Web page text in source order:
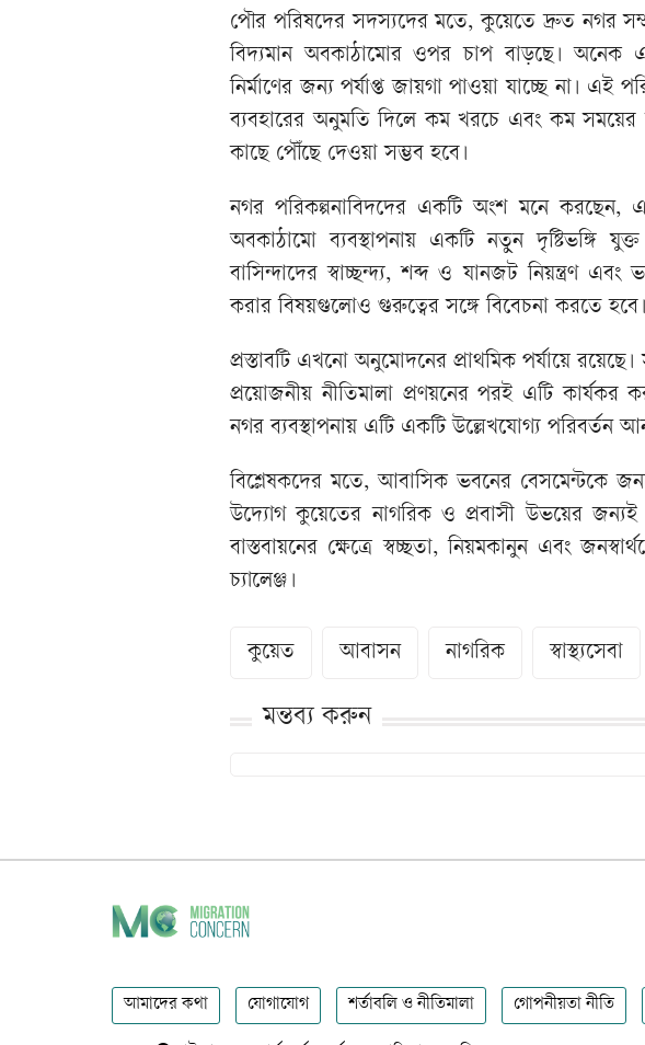
পৌর পরিষদের সদস্যদের মতে, কুয়েতে দ্রুত নগর
বিদ্যমান অবকাঠামোর ওপর চাপ বাড়ছে। অনেক
নির্মাণের জন্য পর্যাপ্ত জায়গা পাওয়া যাচ্ছে না। এই
ব্যবহারের অনুমতি দিলে কম খরচে এবং কম সময়ের
কাছে পৌঁছে দেওয়া সম্ভব হবে।
নগর পরিকল্পনাবিদদের একটি অংশ মনে করছেন,
অবকাঠামো ব্যবস্থাপনায় একটি নতুন দৃষ্টিভঙ্গি
বাসিন্দাদের স্বাচ্ছন্দ্য, শব্দ ও যানজট নিয়ন্ত্রণ এবং
করার বিষয়গুলোও গুরুত্বের সঙ্গে বিবেচনা করতে হবে।
প্রস্তাবটি এখনো অনুমোদনের প্রাথমিক পর্যায়ে রয়েছে।
প্রয়োজনীয় নীতিমালা প্রণয়নের পরই এটি কার্যকর
নগর ব্যবস্থাপনায় এটি একটি উল্লেখযোগ্য পরিবর্তন
বিশ্লেষকদের মতে, আবাসিক ভবনের বেসমেন্টকে
উদ্যোগ কুয়েতের নাগরিক ও প্রবাসী উভয়ের জন্যই
বাস্তবায়নের ক্ষেত্রে স্বচ্ছতা, নিয়মকানুন এবং
চ্যালেঞ্জ।
কুয়েত আবাসন নাগরিক স্বাস্থ্যসেবা
মন্তব্য করুন
আমাদের কথা যোগাযোগ শর্তাবলি ও নীতিমালা গোপনীয়তা নীতি